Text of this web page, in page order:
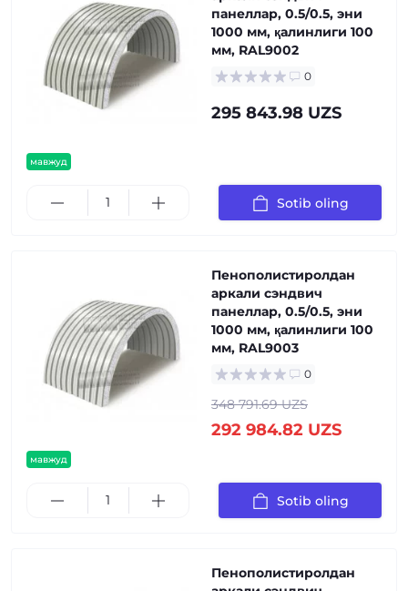
мавжуд
панеллар, 0.5/0.5, эни
1000 мм, қалинлиги 100
мм, RAL9002
0
295 843.98 UZS
Sotib oling
мавжуд
Пенополистиролдан
аркали сэндвич
панеллар, 0.5/0.5, эни
1000 мм, қалинлиги 100
мм, RAL9003
0
348 791.69 UZS
292 984.82 UZS
Sotib oling
Пенополистиролдан